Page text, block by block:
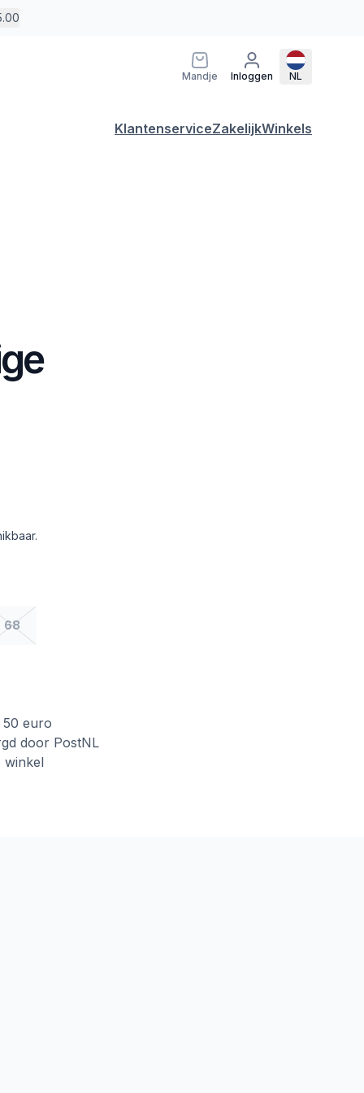
Mandje Inloggen NL
KlantenserviceZakelijkWinkels
68
50 euro
door PostNL
winkel